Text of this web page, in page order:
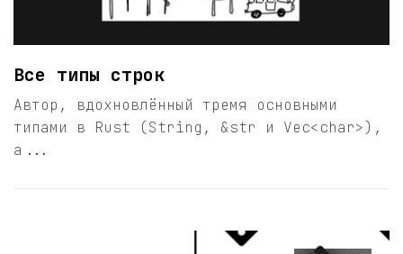
Все типы строк
Автор, вдохновлённый тремя основными
типами в Rust (String, &str и Vec<char>),
а...